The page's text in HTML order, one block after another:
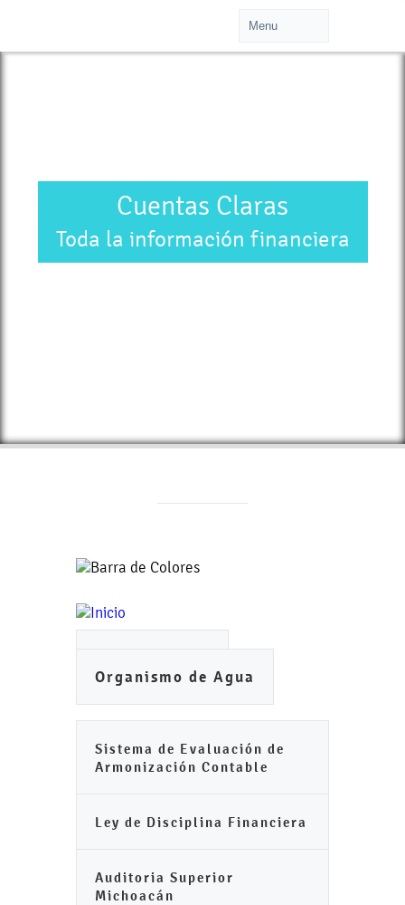
Cuentas Claras
Toda la información financiera
Organismo de Agua
Sistema de Evaluación de
Armonización Contable
Ley de Disciplina Financiera
Auditoria Superior
Michoacán